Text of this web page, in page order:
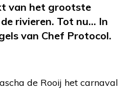
van het grootste
rivieren. Tot nu… In
van Chef Protocol.
de Rooij het carnaval